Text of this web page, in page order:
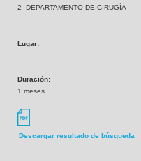
2- DEPARTAMENTO DE CIRUGÍA
Lugar:
---
Duración:
1 meses
Descargar resultado de búsqueda